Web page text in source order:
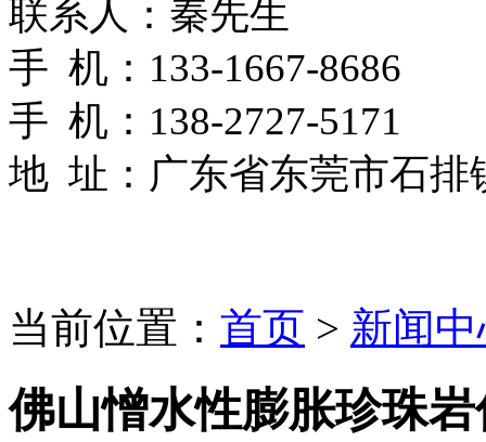
联系人：秦先生
手 机：133-1667-8686
手 机：138-2727-5171
地 址： 广东省东莞市石
当前位置： 首页 > 新闻
佛山憎水性膨胀珍珠